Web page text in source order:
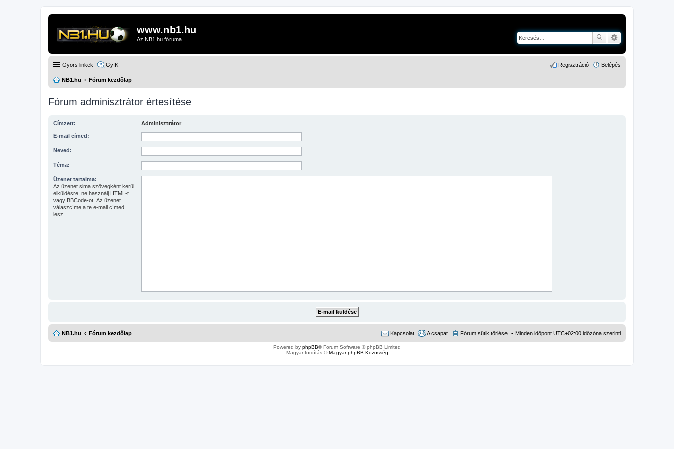
www.nb1.hu
Az NB1.hu fóruma
Gyors linkek GyIK Belépés
Regisztráció
NB1.hu Fórum kezdőlap
Fórum adminisztrátor értesítése
Címzett: Adminisztrátor
E-mail címed:
Neved:
Téma:
Üzenet tartalma:
Az üzenet sima szövegként kerül
elküldésre, ne használj HTML-t
vagy BBCode-ot. Az üzenet
válaszcíme a te e-mail címed
lesz.
NB1.hu Fórum kezdőlap Minden időpont UTC+02:00 időzóna szerinti
Fórum sütik törlése
A csapat
Kapcsolat
Powered by phpBB® Forum Software © phpBB Limited
Magyar fordítás ©Magyar phpBB Közösség